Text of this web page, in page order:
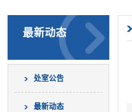
最新动态
处室公告
最新动态